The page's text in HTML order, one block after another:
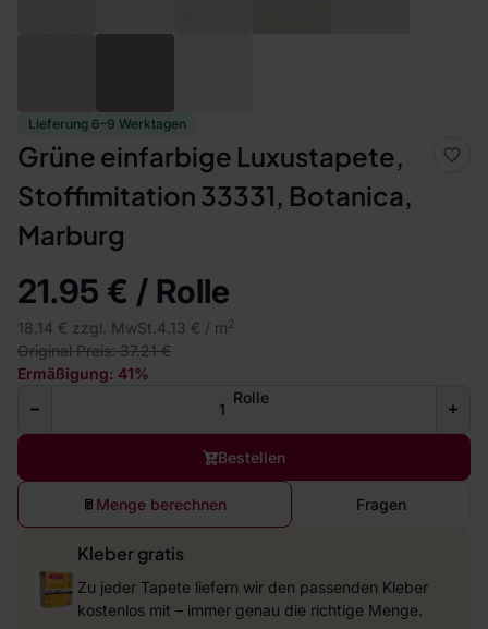
Lieferung 6–9 Werktagen
Grüne einfarbige Luxustapete,
Stoffimitation 33331, Botanica,
Marburg
21.95 € / Rolle
18.14 € zzgl. MwSt. 4.13 € / m2
Original Preis: 37.21 €
Ermäßigung: 41%
Rolle
Bestellen
Menge berechnen Fragen
Kleber gratis
Zu jeder Tapete liefern wir den passenden Kleber
kostenlos mit – immer genau die richtige Menge.